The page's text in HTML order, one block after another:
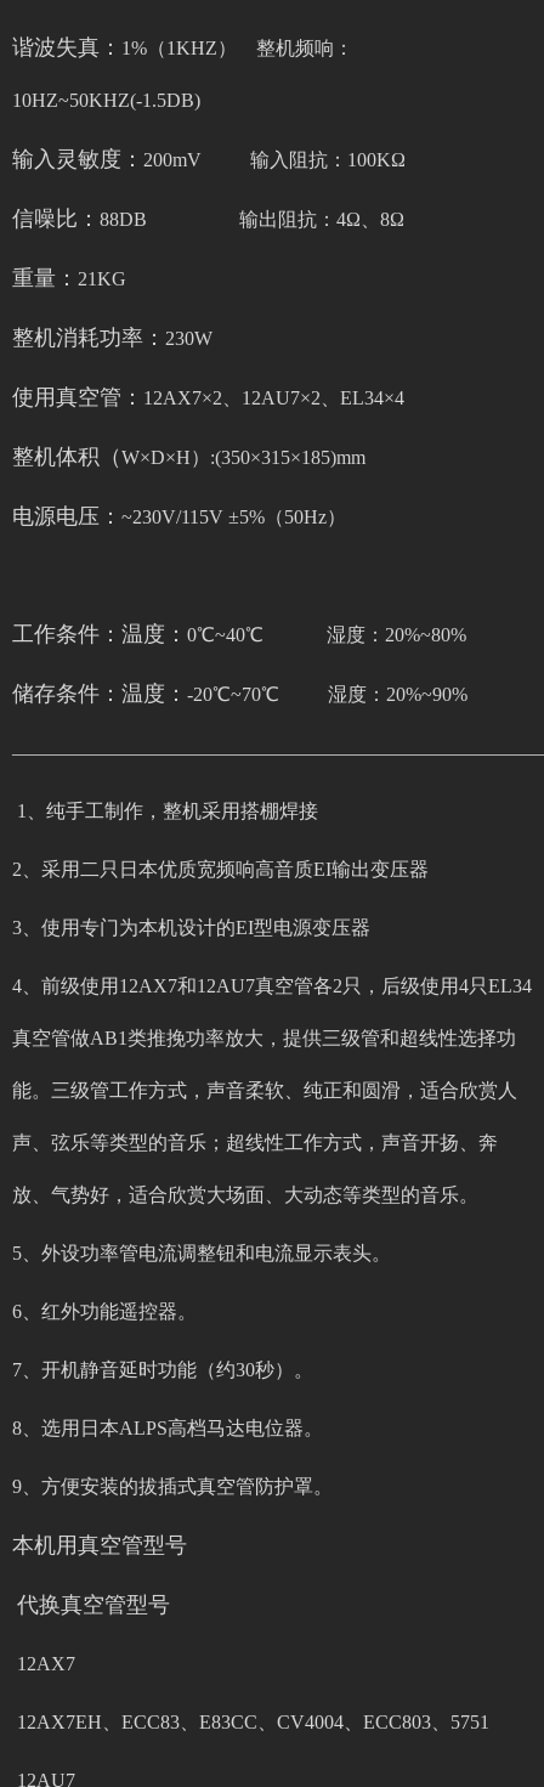
谐波失真： 1%（1KHZ） 整机频响：
10HZ~50KHZ(-1.5DB)
输入灵敏度： 200mV 输入阻抗：100KΩ
信噪比： 88DB 输出阻抗：4Ω、8Ω
重量： 21KG
整机消耗功率： 230W
使用真空管： 12AX7×2、12AU7×2、EL34×4
整机体积（W×D×H）:(350×315×185)mm
电源电压： ~230V/115V ±5%（50Hz）
工作条件：温度： 0℃~40℃ 湿度：20%~80%
储存条件：温度： -20℃~70℃ 湿度：20%~90%
1、纯手工制作，整机采用搭棚焊接
2、采用二只日本优质宽频响高音质EI输出变压器
3、使用专门为本机设计的EI型电源变压器
4、前级使用12AX7和12AU7真空管各2只，后级使用4只EL34
真空管做AB1类推挽功率放大，提供三级管和超线性选择功
能。三级管工作方式，声音柔软、纯正和圆滑，适合欣赏人
声、弦乐等类型的音乐；超线性工作方式，声音开扬、奔
放、气势好，适合欣赏大场面、大动态等类型的音乐。
5、外设功率管电流调整钮和电流显示表头。
6、红外功能遥控器。
7、开机静音延时功能（约30秒）。
8、选用日本ALPS高档马达电位器。
9、方便安装的拔插式真空管防护罩。
本机用真空管型号
代换真空管型号
12AX7
12AX7EH、ECC83、E83CC、CV4004、ECC803、5751
12AU7